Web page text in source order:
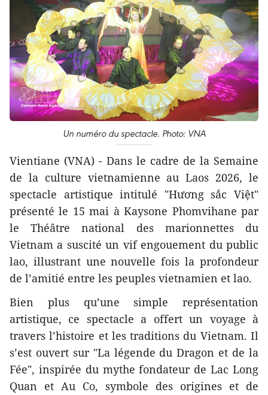
Un numéro du spectacle. Photo: VNA
Vientiane (VNA) - Dans le cadre de la Semaine
de la culture vietnamienne au Laos 2026, le
spectacle artistique intitulé "Hương sắc Việt"
présenté le 15 mai à Kaysone Phomvihane par
le Théâtre national des marionnettes du
Vietnam a suscité un vif engouement du public
lao, illustrant une nouvelle fois la profondeur
de l’amitié entre les peuples vietnamien et lao.
Bien plus qu’une simple représentation
artistique, ce spectacle a offert un voyage à
travers l’histoire et les traditions du Vietnam. Il
s’est ouvert sur "La légende du Dragon et de la
Fée", inspirée du mythe fondateur de Lac Long
Quan et Au Co, symbole des origines et de